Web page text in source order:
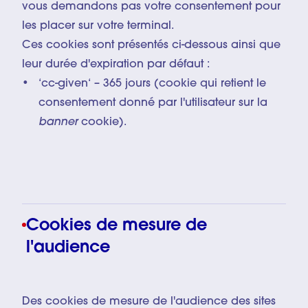
vous demandons pas votre consentement pour
les placer sur votre terminal.
Ces cookies sont présentés ci-dessous ainsi que
leur durée d'expiration par défaut :
‘cc-given‘ – 365 jours (cookie qui retient le
consentement donné par l'utilisateur sur la
bannercookie).
Cookies de mesure de
l'audience
Des cookies de mesure de l'audience des sites